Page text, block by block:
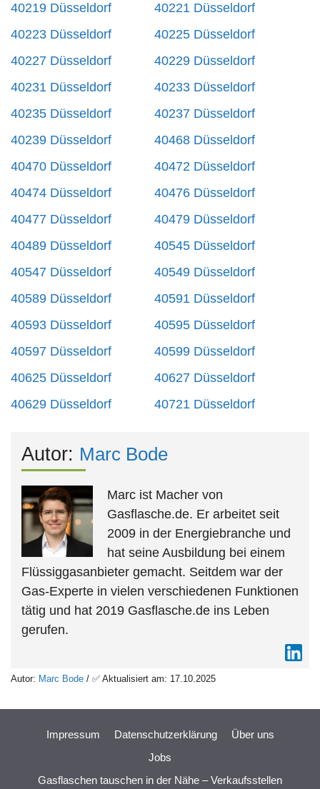
40219 Düsseldorf
40221 Düsseldorf
40223 Düsseldorf
40225 Düsseldorf
40227 Düsseldorf
40229 Düsseldorf
40231 Düsseldorf
40233 Düsseldorf
40235 Düsseldorf
40237 Düsseldorf
40239 Düsseldorf
40468 Düsseldorf
40470 Düsseldorf
40472 Düsseldorf
40474 Düsseldorf
40476 Düsseldorf
40477 Düsseldorf
40479 Düsseldorf
40489 Düsseldorf
40545 Düsseldorf
40547 Düsseldorf
40549 Düsseldorf
40589 Düsseldorf
40591 Düsseldorf
40593 Düsseldorf
40595 Düsseldorf
40597 Düsseldorf
40599 Düsseldorf
40625 Düsseldorf
40627 Düsseldorf
40629 Düsseldorf
40721 Düsseldorf
Autor: Marc Bode
Marc ist Macher von
Gasflasche.de. Er arbeitet seit
2009 in der Energiebranche und
hat seine Ausbildung bei einem
Flüssiggasanbieter gemacht. Seitdem war der
Gas-Experte in vielen verschiedenen Funktionen
tätig und hat 2019 Gasflasche.de ins Leben
gerufen.
Autor: Marc Bode / ✅ Aktualisiert am: 17.10.2025
Impressum Datenschutzerklärung
Über uns
Jobs
Gasflaschen tauschen in der Nähe – Verkaufsstellen